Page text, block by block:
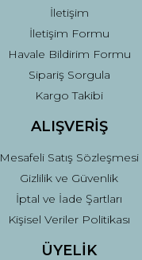
İletişim
İletişim Formu
Havale Bildirim Formu
Sipariş Sorgula
Kargo Takibi
ALIŞVERİŞ
Mesafeli Satış Sözleşmesi
Gizlilik ve Güvenlik
İptal ve İade Şartları
Kişisel Veriler Politikası
ÜYELİK